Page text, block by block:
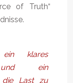
of Truth“
klares
und ein
die Last zu